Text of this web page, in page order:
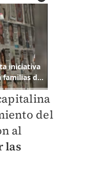
del
al
las